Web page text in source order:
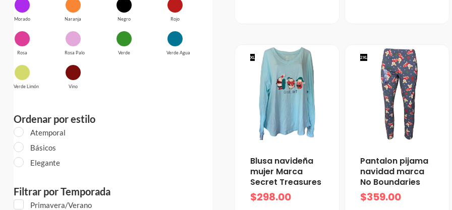
Morado Naranja Negro Rojo
Rosa Rosa Palo Verde Verde Agua
Verde Limón Vino
Ordenar por estilo
Atemporal
Básicos
Elegante
Filtrar por Temporada
Primavera/Verano
XL
Blusa navideña
mujer Marca
Secret Treasures
$298.00
2XL
Pantalon pijama
navidad marca
No Boundaries
$359.00